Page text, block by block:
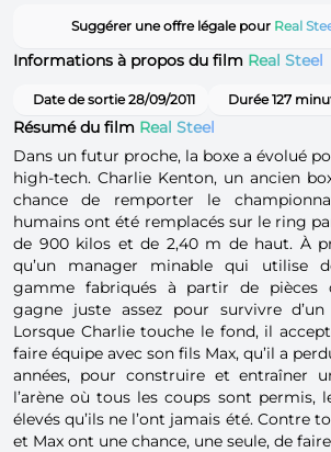
Suggérer une offre légale pour Real
Informations à propos du film Real Steel
Date de sortie 28/09/2011 Durée 127
Résumé du film Real Steel
Dans un futur proche, la boxe a évolué
high-tech. Charlie Kenton, un ancien
chance de remporter le
humains ont été remplacés sur le ring
de 900 kilos et de 2,40 m de haut. À
qu’un manager minable qui utilise
gamme fabriqués à partir de pièces
gagne juste assez pour survivre
Lorsque Charlie touche le fond, il
faire équipe avec son fils Max, qu’il a
années, pour construire et entraîner
l’arène où tous les coups sont permis,
élevés qu’ils ne l’ont jamais été. Contre
et Max ont une chance, une seule, de